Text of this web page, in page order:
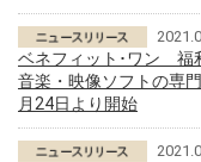
ベネフィット･ワン 福
音楽・映像ソフトの専
月24日より開始